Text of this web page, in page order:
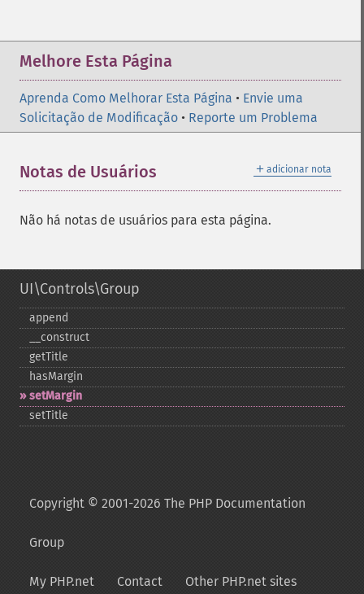
Melhore Esta Página
Aprenda Como Melhorar Esta Página • Envie uma
Solicitação de Modificação • Reporte um Problema
＋ adicionar nota
Notas de Usuários
Não há notas de usuários para esta página.
UI\Controls\Group
append
_​_​construct
getTitle
hasMargin
setMargin
setTitle
Copyright © 2001-2026 The PHP Documentation
Group
My PHP.net Contact Other PHP.net sites